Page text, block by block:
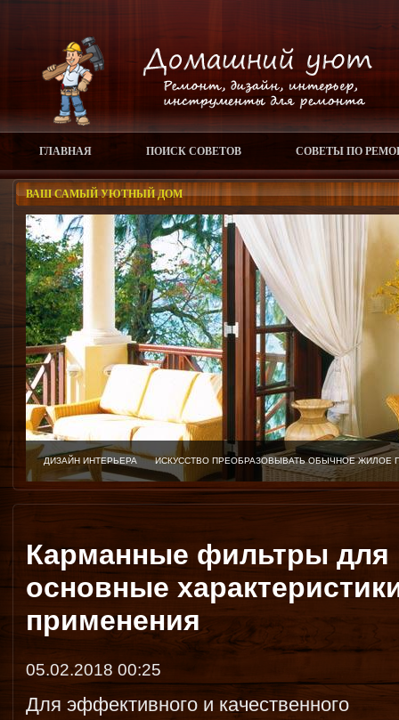
ГЛАВНАЯ ПОИСК СОВЕТОВ СОВЕТЫ ПО
ВАШ САМЫЙ УЮТНЫЙ ДОМ
ДИЗАЙН ИНТЕРЬЕРА ИСКУССТВО ПРЕОБРАЗОВЫВАТЬ ОБЫЧНОЕ
Карманные фильтры для
основные
применения
05.02.2018 00:25
Для эффективного и качественного